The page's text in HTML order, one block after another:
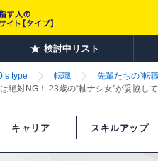
検討中リスト
type 転職
先輩たちの“転
絶対NG！ 23歳の“軸ナシ女”が妥協し
キャリア スキルアップ